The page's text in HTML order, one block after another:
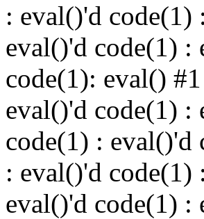
: eval()'d code(1)
eval()'d code(1) :
code(1): eval()
eval()'d code(1) :
code(1) : eval()'d
: eval()'d code(1)
eval()'d code(1) :